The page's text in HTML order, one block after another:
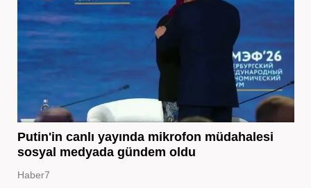
Putin'in canlı yayında mikrofon müdahalesi
sosyal medyada gündem oldu
Haber7